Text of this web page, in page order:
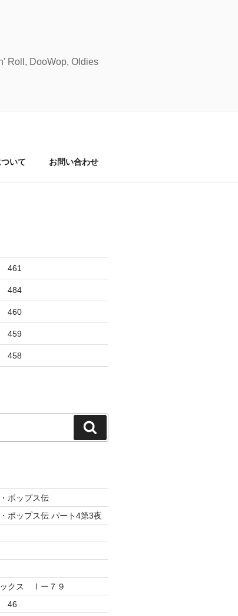
Roll, DooWop, Oldies
いて お問い合わせ
461
484
460
459
458
索
ポップス伝
ポップス伝 パート4第3夜
ックス Ⅰー７９
46